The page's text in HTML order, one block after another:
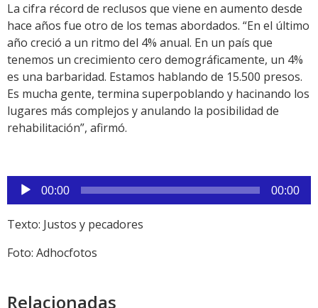
La cifra récord de reclusos que viene en aumento desde
hace años fue otro de los temas abordados. “En el último
año creció a un ritmo del 4% anual. En un país que
tenemos un crecimiento cero demográficamente, un 4%
es una barbaridad. Estamos hablando de 15.500 presos.
Es mucha gente, termina superpoblando y hacinando los
lugares más complejos y anulando la posibilidad de
rehabilitación”, afirmó.
Reproductor
de
audio
00:00 00:00
Texto: Justos y pecadores
Foto: Adhocfotos
Relacionadas